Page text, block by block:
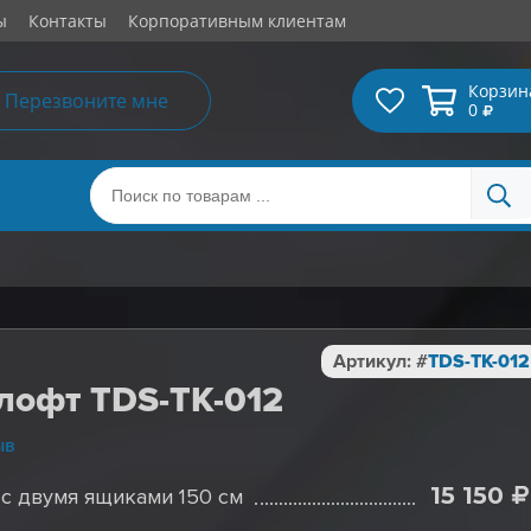
Контакты Корпоративным клиентам
Перезвоните мне
0
TDS-TK-012
Артикул: #TDS-TK-012
двумя ящиками 150 см 15 150